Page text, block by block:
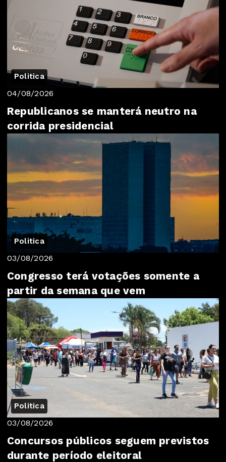
Politica
04/08/2026
Republicanos se manterá neutro na
corrida presidencial
Politica
03/08/2026
Congresso terá votações somente a
partir da semana que vem
Politica
03/08/2026
Concursos públicos seguem previstos
durante período eleitoral